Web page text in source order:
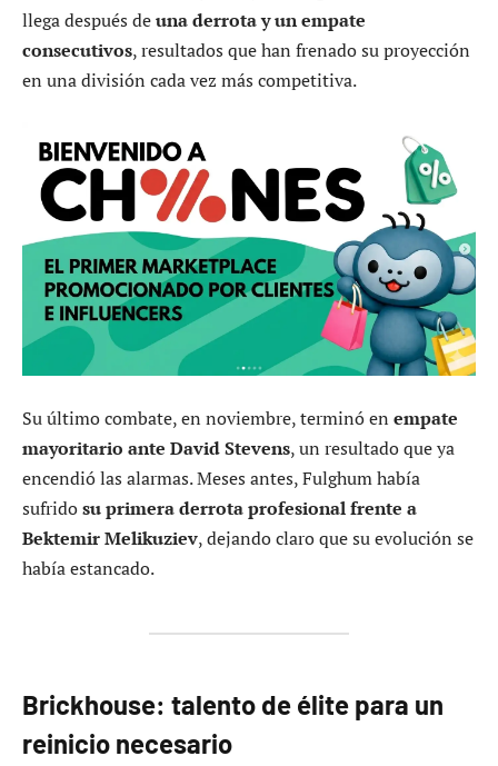
llega después deuna derrota y un empate
consecutivos, resultados que han frenado su proyección
en una división cada vez más competitiva.
Su último combate, en noviembre, terminó en empate
mayoritario ante David Stevens, un resultado que ya
encendió las alarmas. Meses antes, Fulghum había
sufridosu primera derrota profesional frente a
Bektemir Melikuziev, dejando claro que su evolución se
había estancado.
Brickhouse: talento de élite para un
reinicio necesario